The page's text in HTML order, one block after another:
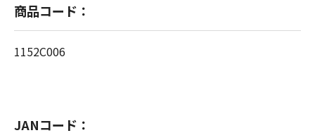
商品コード：
1152C006
JANコード：